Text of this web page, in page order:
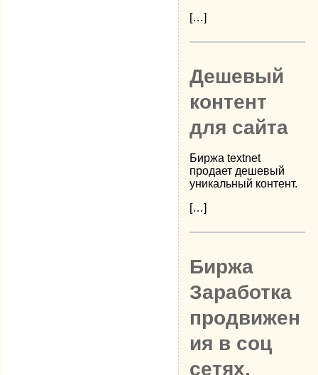
[…]
Дешевый
контент
для сайта
Биржа textnet
продает дешевый
уникальный контент.
[…]
Биржа
Заработка
продвижен
ия в соц
сетях,